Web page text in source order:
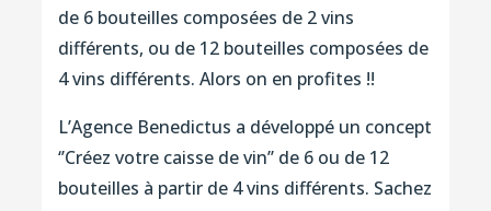
de 6 bouteilles composées de 2 vins
différents, ou de 12 bouteilles composées de
4 vins différents. Alors on en profites !!
L’Agence Benedictus a développé un concept
‘’Créez votre caisse de vin’’ de 6 ou de 12
bouteilles à partir de 4 vins différents. Sachez